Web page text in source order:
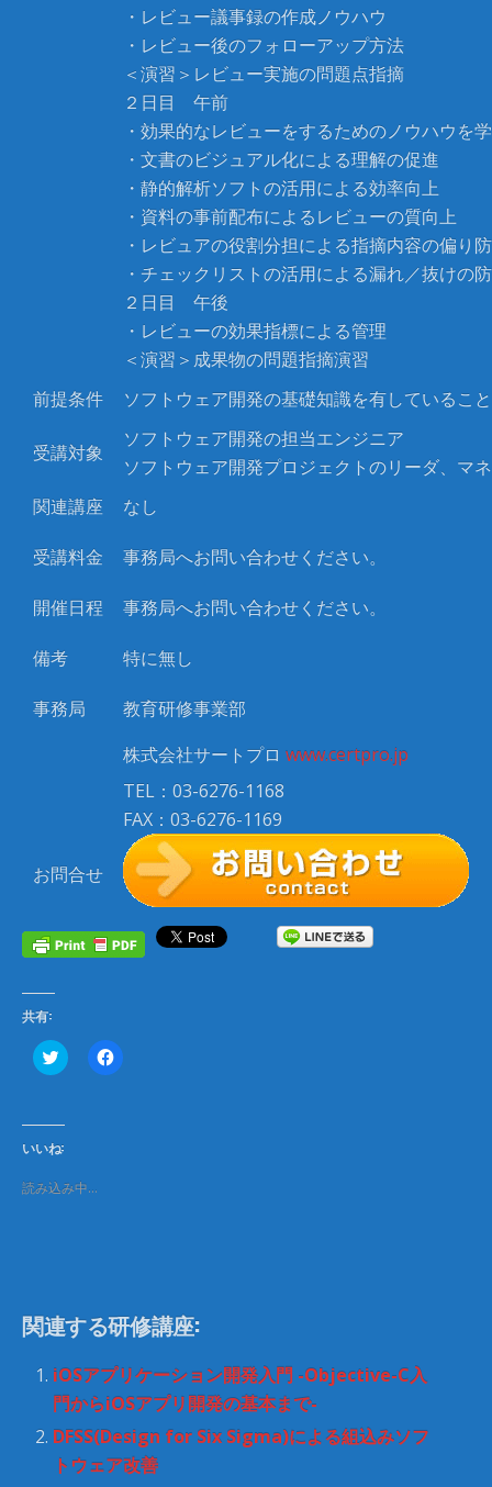
・レビュー議事録の作成ノウハウ
・レビュー後のフォローアップ方法
＜演習＞レビュー実施の問題点指摘
２日目 午前
・効果的なレビューをするためのノウハウを
・文書のビジュアル化による理解の促進
・静的解析ソフトの活用による効率向上
・資料の事前配布によるレビューの質向上
・レビュアの役割分担による指摘内容の偏り
・チェックリストの活用による漏れ／抜けの
２日目 午後
・レビューの効果指標による管理
＜演習＞成果物の問題指摘演習
前提条件
ソフトウェア開発の基礎知識を有していること
受講対象
ソフトウェア開発の担当エンジニア
ソフトウェア開発プロジェクトのリーダ、マ
関連講座
なし
受講料金 事務局へお問い合わせください。
開催日程 事務局へお問い合わせください。
備考 特に無し
事務局
教育研修事業部
株式会社サートプロ www.certpro.jp
TEL：03-6276-1168
FAX：03-6276-1169
お問合せ
共有:
ク
リ
て
T
w
t
t
い
ウ
ン
ド
ウ
で
開
き
ま
す
F
a
ク
し
て
だ
さ
い
(
し
い
ウ
いいね:
読み込み中…
関連する研修講座:
iOSアプリケーション開発入門 -Objective-C入
門からiOSアプリ開発の基本まで-
DFSS(Design for Six Sigma)による組込みソフ
トウェア改善